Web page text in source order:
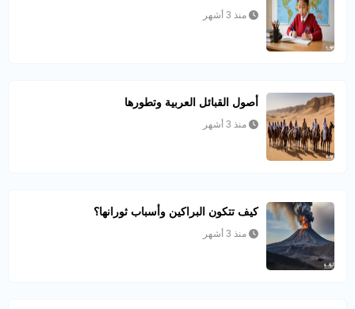
منذ 3 أشهر
أصول القبائل العربية وتطورها
منذ 3 أشهر
كيف تتكون البراكين وأسباب ثورانها؟
منذ 3 أشهر